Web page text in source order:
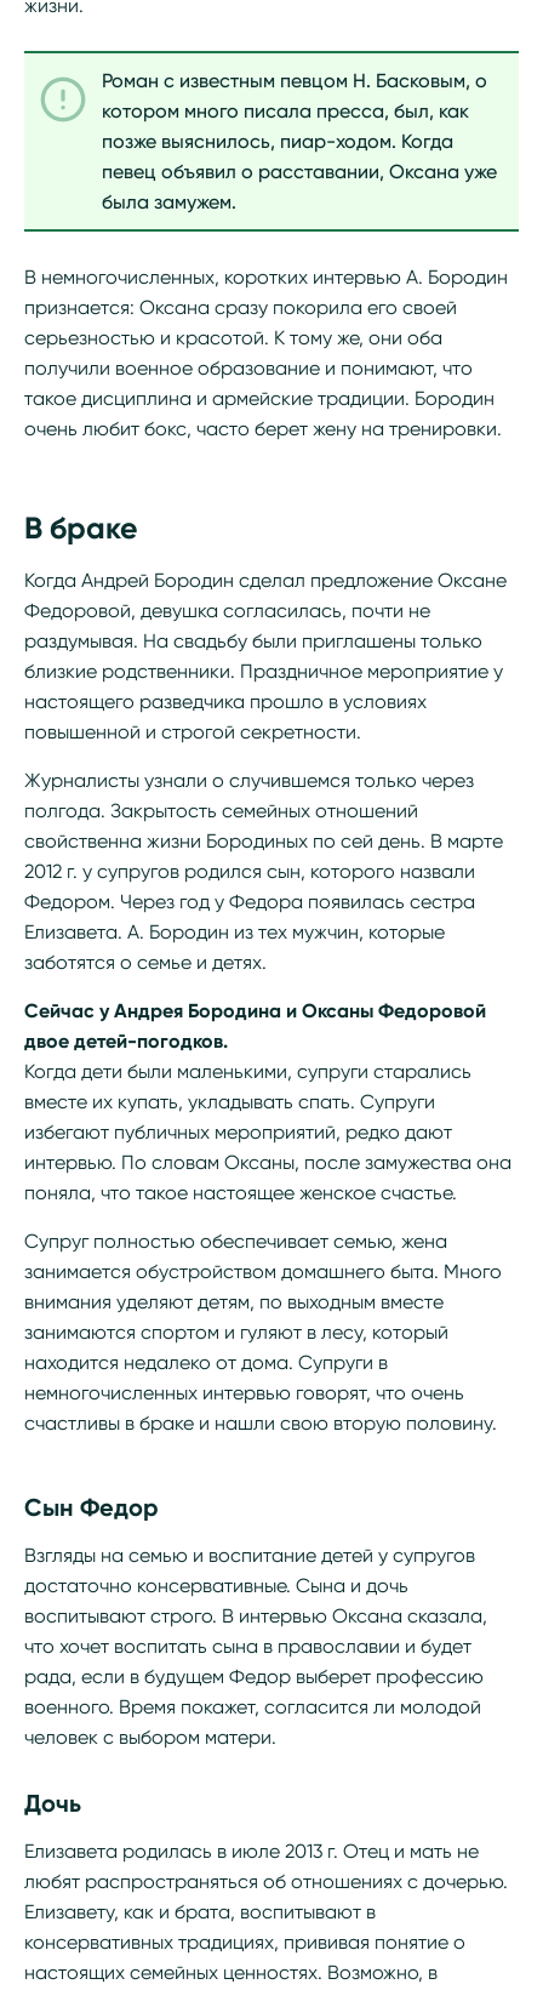
жизни.
Роман с известным певцом Н. Басковым, о
котором много писала пресса, был, как
позже выяснилось, пиар-ходом. Когда
певец объявил о расставании, Оксана уже
была замужем.
В немногочисленных, коротких интервью А. Бородин
признается: Оксана сразу покорила его своей
серьезностью и красотой. К тому же, они оба
получили военное образование и понимают, что
такое дисциплина и армейские традиции. Бородин
очень любит бокс, часто берет жену на тренировки.
В браке
Когда Андрей Бородин сделал предложение Оксане
Федоровой, девушка согласилась, почти не
раздумывая. На свадьбу были приглашены только
близкие родственники. Праздничное мероприятие у
настоящего разведчика прошло в условиях
повышенной и строгой секретности.
Журналисты узнали о случившемся только через
полгода. Закрытость семейных отношений
свойственна жизни Бородиных по сей день. В марте
2012 г. у супругов родился сын, которого назвали
Федором. Через год у Федора появилась сестра
Елизавета. А. Бородин из тех мужчин, которые
заботятся о семье и детях.
Сейчас у Андрея Бородина и Оксаны Федоровой
двое детей-погодков.
Когда дети были маленькими, супруги старались
вместе их купать, укладывать спать. Супруги
избегают публичных мероприятий, редко дают
интервью. По словам Оксаны, после замужества она
поняла, что такое настоящее женское счастье.
Супруг полностью обеспечивает семью, жена
занимается обустройством домашнего быта. Много
внимания уделяют детям, по выходным вместе
занимаются спортом и гуляют в лесу, который
находится недалеко от дома. Супруги в
немногочисленных интервью говорят, что очень
счастливы в браке и нашли свою вторую половину.
Сын Федор
Взгляды на семью и воспитание детей у супругов
достаточно консервативные. Сына и дочь
воспитывают строго. В интервью Оксана сказала,
что хочет воспитать сына в православии и будет
рада, если в будущем Федор выберет профессию
военного. Время покажет, согласится ли молодой
человек с выбором матери.
Дочь
Елизавета родилась в июле 2013 г. Отец и мать не
любят распространяться об отношениях с дочерью.
Елизавету, как и брата, воспитывают в
консервативных традициях, прививая понятие о
настоящих семейных ценностях. Возможно, в